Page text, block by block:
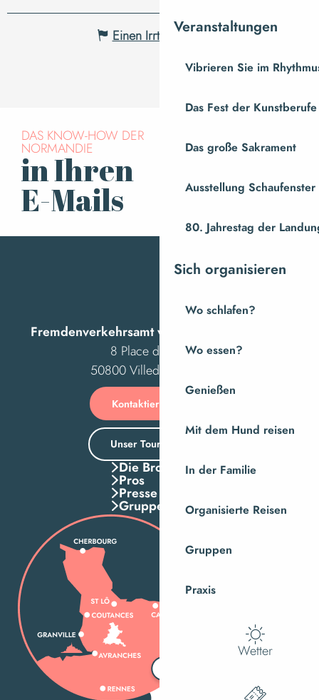
Veranstaltungen
Vibrieren Sie im
Das Fest der Kunstberufe
Das große Sakrament
Ausstellung
80. Jahrestag der
Sich organisieren
Wo schlafen?
Wo essen?
Genießen
Mit dem Hund reisen
In der Familie
Organisierte Reisen
Gruppen
Praxis
Wetter
Einen Irrtum angeben
DAS KNOW-HOW DER
NORMANDIE
in Ihren
E-Mails
Fremdenverkehrsamt von Villedieu Intercom
8 Place des Costils
50800 Villedieu-les-Poêles
Kontaktieren Sie uns
Unser Tourismusbüro
Die Broschuren
Pros
Presse
Gruppen